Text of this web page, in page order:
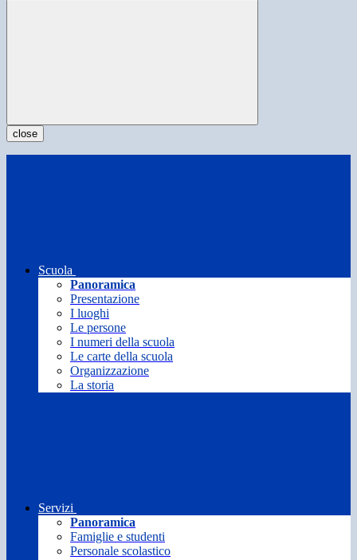
close
Scuola
Panoramica
Presentazione
I luoghi
Le persone
I numeri della scuola
Le carte della scuola
Organizzazione
La storia
Servizi
Panoramica
Famiglie e studenti
Personale scolastico